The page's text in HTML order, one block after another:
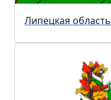
Липецкая область